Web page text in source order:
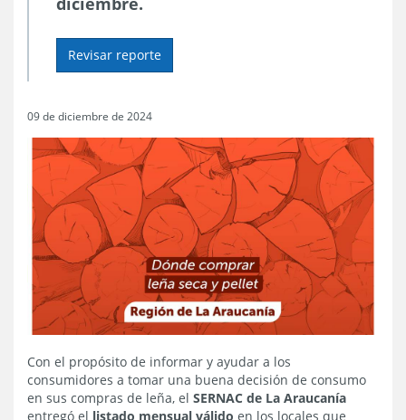
Revisar reporte
09 de diciembre de 2024
Con el propósito de informar y ayudar a los
consumidores a tomar una buena decisión de consumo
en sus compras de leña, el SERNAC de La Araucanía
entregó el listado mensual válido en los locales que